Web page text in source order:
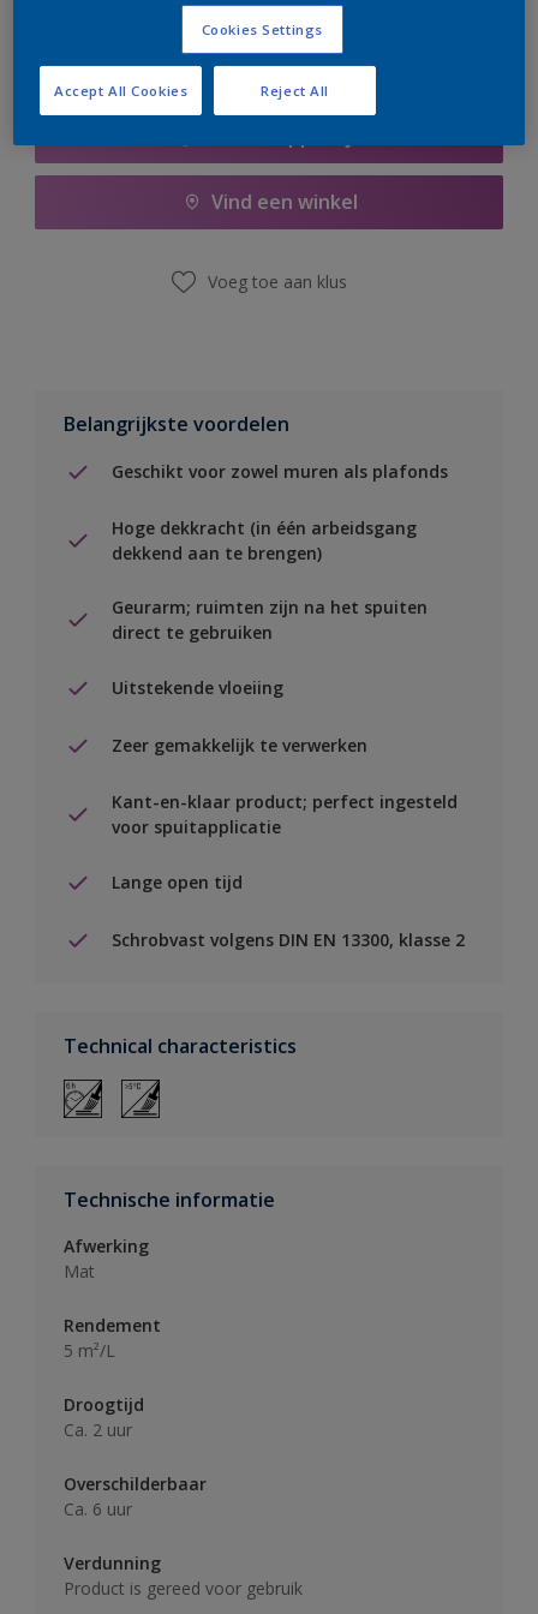
Vind een winkel
Voeg toe aan klus
Belangrijkste voordelen
Geschikt voor zowel muren als plafonds
Hoge dekkracht (in één arbeidsgang
dekkend aan te brengen)
Geurarm; ruimten zijn na het spuiten
direct te gebruiken
Uitstekende vloeiing
Zeer gemakkelijk te verwerken
Kant-en-klaar product; perfect ingesteld
voor spuitapplicatie
Lange open tijd
Schrobvast volgens DIN EN 13300, klasse 2
Technical characteristics
Technische informatie
Afwerking
Mat
Rendement
5 m²/L
Droogtijd
Ca. 2 uur
Overschilderbaar
Ca. 6 uur
Verdunning
Product is gereed voor gebruik
Cookies Settings
Reject All
Accept All Cookies